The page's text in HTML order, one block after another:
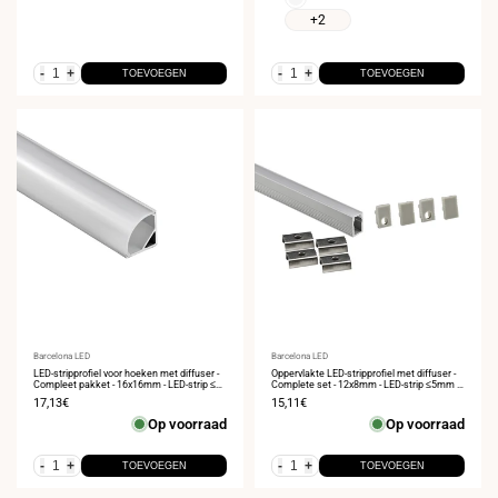
- + TOEVOEGEN
+2
- + TOEVOEGEN
Leverancier:
Barcelona LED
LED-stripprofiel voor hoeken met diffuser -
Compleet pakket - 16x16mm - LED-strip ≤10
Verkoopprijs
17,13€
Op voorraad
- + TOEVOEGEN
Leverancier:
Barcelona LED
Oppervlakte LED-stripprofiel met diffuser -
Complete set - 12x8mm - LED-strip ≤5mm -
Verkoopprijs
15,11€
Op voorraad
- + TOEVOEGEN